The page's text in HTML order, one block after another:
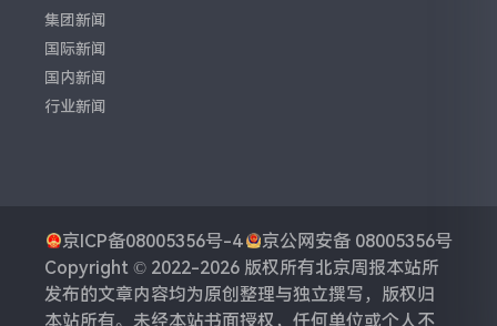
集团新闻
国际新闻
国内新闻
行业新闻
京ICP备08005356号-4
京公网安备 08005356号
Copyright © 2022-2026 版权所有北京周报本站所
发布的文章内容均为原创整理与独立撰写，版权归
本站所有。未经本站书面授权，任何单位或个人不